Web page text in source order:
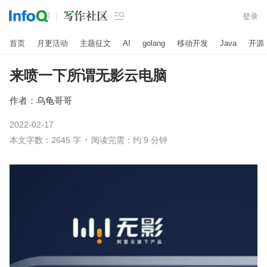
 登录
首页 月更活动 主题征文 AI golang 移动开发 Java 开源
来喷一下所谓无影云电脑
作者： 乌龟哥哥
2022-02-17
本文字数：2645 字
阅读完需：约 9 分钟